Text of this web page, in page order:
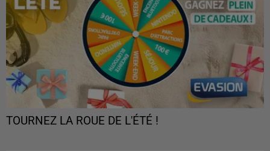
TOURNEZ LA ROUE DE L'ÉTÉ !